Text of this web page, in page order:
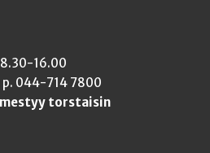
16.00
p. 044-714 7800
torstaisin